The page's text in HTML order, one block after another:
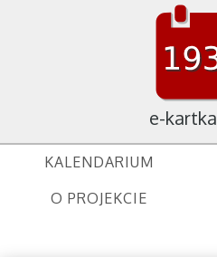
e-kartka
KALENDARIUM
O PROJEKCIE